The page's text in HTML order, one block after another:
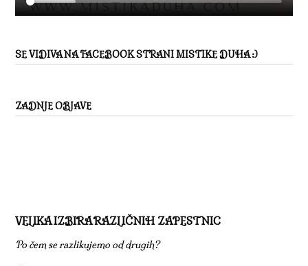
SE VIDIVA NA FACEBOOK STRANI MISTIKE DUHA :)
ZADNJE OBJAVE
VELIKA IZBIRA RAZLIČNIH ZAPESTNIC
Po čem se razlikujemo od drugih?